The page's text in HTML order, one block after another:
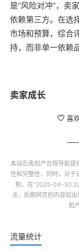
是“风险对冲”，卖
依赖第三方。在选
市场和预算，综合
持，而非单一依赖
卖家成长
喜
本站石南知产合规导航提
性和完整性，同时，对于
制，在“2025-04-30
法，后期网页的内容如
知
流量统计